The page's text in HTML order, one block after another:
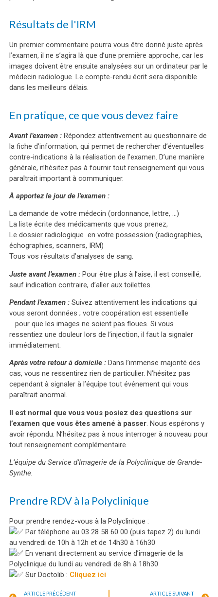
Résultats de l'IRM
Un premier commentaire pourra vous être donné juste après
l’examen, il ne s’agira là que d’une première approche, car les
images doivent être ensuite analysées sur un ordinateur par le
médecin radiologue. Le compte-rendu écrit sera disponible
dans les meilleurs délais.
En pratique, ce que vous devez faire
Avant l’examen : Répondez attentivement au questionnaire de
la fiche d’information, qui permet de rechercher d’éventuelles
contre-indications à la réalisation de l’examen. D’une manière
générale, n’hésitez pas à fournir tout renseignement qui vous
paraîtrait important à communiquer.
À apportez le jour de l’examen :
La demande de votre médecin (ordonnance, lettre, …)
La liste écrite des médicaments que vous prenez,
Le dossier radiologique en votre possession (radiographies,
échographies, scanners, IRM)
Tous vos résultats d’analyses de sang.
Juste avant l’examen : Pour être plus à l’aise, il est conseillé,
sauf indication contraire, d’aller aux toilettes.
Pendant l’examen : Suivez attentivement les indications qui
vous seront données ; votre coopération est essentielle
pour que les images ne soient pas floues. Si vous
ressentiez une douleur lors de l’injection, il faut la signaler
immédiatement.
Après votre retour à domicile : Dans l’immense majorité des
cas, vous ne ressentirez rien de particulier. N’hésitez pas
cependant à signaler à l’équipe tout événement qui vous
paraîtrait anormal.
Il est normal que vous vous posiez des questions sur
l’examen que vous êtes amené à passer. Nous espérons y
avoir répondu. N’hésitez pas à nous interroger à nouveau pour
tout renseignement complémentaire.
L’équipe du Service d’Imagerie de la Polyclinique de Grande-
Synthe.
Prendre RDV à la Polyclinique
Pour prendre rendez-vous à la Polyclinique :
Par téléphone au 03 28 58 60 00 (puis tapez 2) du lundi
au vendredi de 10h à 12h et de 14h30 à 16h30
En venant directement au service d’imagerie de la
Polyclinique du lundi au vendredi de 8h à 18h30
Sur Doctolib : Cliquez ici
ARTICLE PRÉCÉDENT ARTICLE SUIVANT